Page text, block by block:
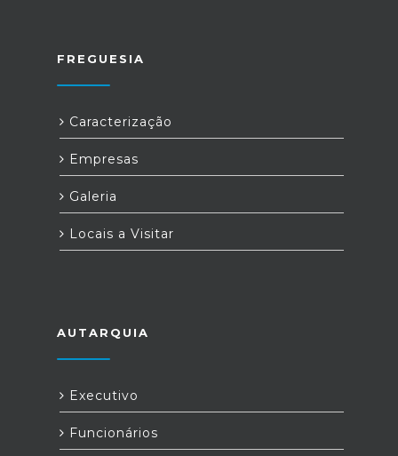
FREGUESIA
Caracterização
Empresas
Galeria
Locais a Visitar
AUTARQUIA
Executivo
Funcionários